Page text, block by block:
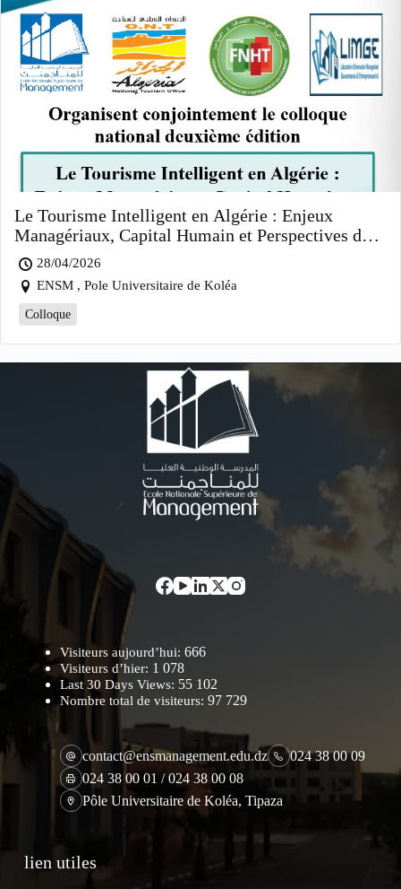
Le Tourisme Intelligent en Algérie : Enjeux
Managériaux, Capital Humain et Perspectives de
Développement
28/04/2026
ENSM , Pole Universitaire de Koléa
Colloque
Visiteurs aujourd’hui: 666
Visiteurs d’hier: 1 078
Last 30 Days Views: 55 102
Nombre total de visiteurs: 97 729
contact@ensmanagement.edu.dz
024 38 00 09
024 38 00 01 / 024 38 00 08
Pôle Universitaire de Koléa, Tipaza
lien utiles